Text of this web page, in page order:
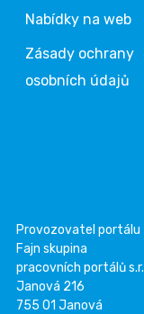
Nabídky na web
Zásady ochrany
osobních údajů
Provozovatel portálu
Fajn skupina
pracovních portálů
Janová 216
755 01 Janová